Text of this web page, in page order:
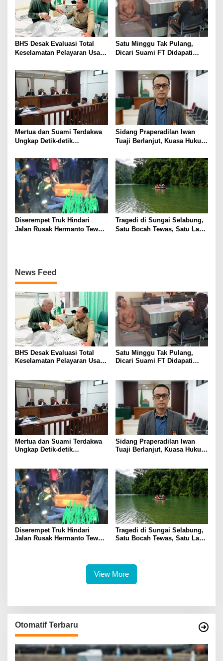
p
o
s
BHS Desak Evaluasi Total
Keselamatan Pelayaran Usai
Sentosa 2
Satu Minggu Tak Pulang,
Dicari Suami FT Didapati
Mertua dan Suami Terdakwa
Ungkap Detik-detik
Asep di Kertapati
Sidang Praperadilan Iwan
Tuaji Berlanjut, Kuasa Hukum
Penggeledahan
Diserempet Truk Hindari
Jalan Rusak Hermanto Tewas
Tragedi di Sungai Selabung,
Satu Bocah Tewas, Satu Lagi
News Feed
BHS Desak Evaluasi Total
Keselamatan Pelayaran Usai
Satu Minggu Tak Pulang,
Dicari Suami FT Didapati
Mertua dan Suami Terdakwa
Ungkap Detik-detik
Sidang Praperadilan Iwan
Tuaji Berlanjut, Kuasa Hukum
Diserempet Truk Hindari
Jalan Rusak Hermanto Tewas
Tragedi di Sungai Selabung,
Satu Bocah Tewas, Satu Lagi
View More
Otomatif Terbaru